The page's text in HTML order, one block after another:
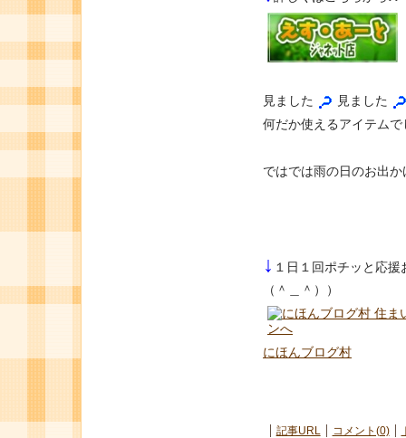
見ました
見ました
何だか使えるアイテムで
ではでは雨の日のお出
↓ １日１回ポチッと応
（＾＿＾））
にほんブログ村
記事URL コメント(0)